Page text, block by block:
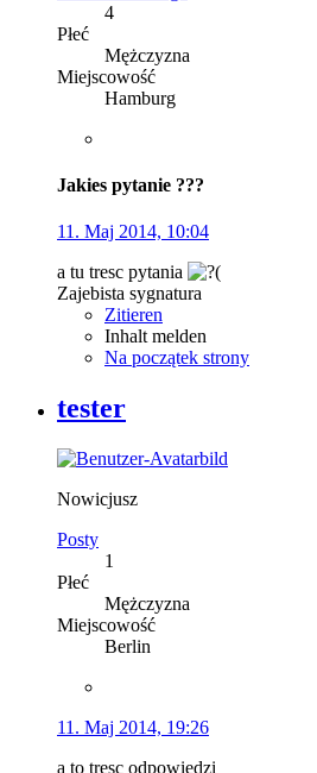
4
Płeć
Mężczyzna
Miejscowość
Hamburg
Jakies pytanie ???
11. Maj 2014, 10:04
a tu tresc pytania
Zajebista sygnatura
Zitieren
Inhalt melden
Na początek strony
tester
Nowicjusz
Posty
1
Płeć
Mężczyzna
Miejscowość
Berlin
11. Maj 2014, 19:26
a to tresc odpowiedzi